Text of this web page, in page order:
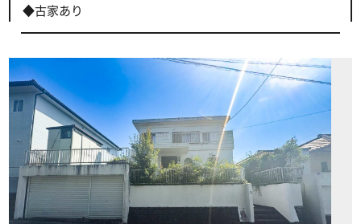
◆古家あり